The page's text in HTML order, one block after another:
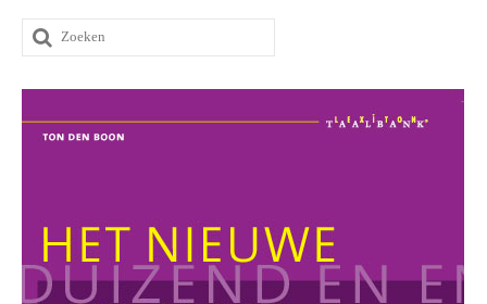
Zoeken
naar: